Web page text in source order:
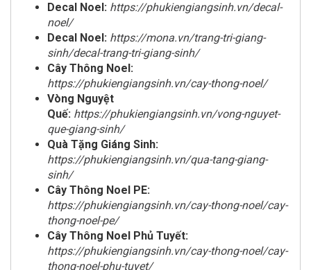
Decal Noel: https://phukiengiangsinh.vn/decal-
noel/
Decal Noel: https://mona.vn/trang-tri-giang-
sinh/decal-trang-tri-giang-sinh/
Cây Thông Noel:
https://phukiengiangsinh.vn/cay-thong-noel/
Vòng Nguyệt
Quế: https://phukiengiangsinh.vn/vong-nguyet-
que-giang-sinh/
Quà Tặng Giáng Sinh:
https://phukiengiangsinh.vn/qua-tang-giang-
sinh/
Cây Thông Noel PE:
https://phukiengiangsinh.vn/cay-thong-noel/cay-
thong-noel-pe/
Cây Thông Noel Phủ Tuyết:
https://phukiengiangsinh.vn/cay-thong-noel/cay-
thong-noel-phu-tuyet/